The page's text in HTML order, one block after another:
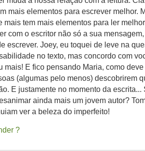
mais elementos para escrever melhor.
mais tem mais elementos para ler
com o escritor não só a sua
escrever. Joey, eu toquei de leve na
no texto, mas concordo com
mais! E fico pensando Maria, como
(algumas pelo menos) descobrirem
E justamente no momento da escrita...
ainda mais um jovem autor?
ver a beleza do imperfeito!